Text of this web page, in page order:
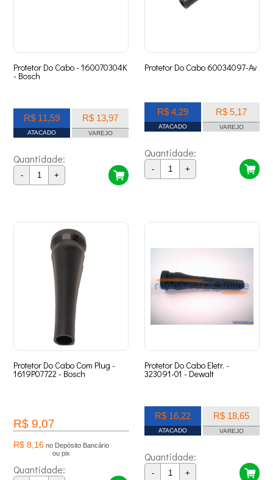
Protetor Do Cabo - 160070304K
- Bosch
R$ 11,59
ATACADO
R$ 13,97
VAREJO
Quantidade:
- +
Protetor Do Cabo 60034097-Av
R$ 4,29
ATACADO
R$ 5,17
VAREJO
Quantidade:
- +
Protetor Do Cabo Com Plug -
1619P07722 - Bosch
R$ 9,07
R$ 8,16 no Depósito Bancário
ou pix
Quantidade:
Protetor Do Cabo Eletr. -
323091-01 - Dewalt
R$ 16,22
ATACADO
R$ 18,65
VAREJO
Quantidade:
- +